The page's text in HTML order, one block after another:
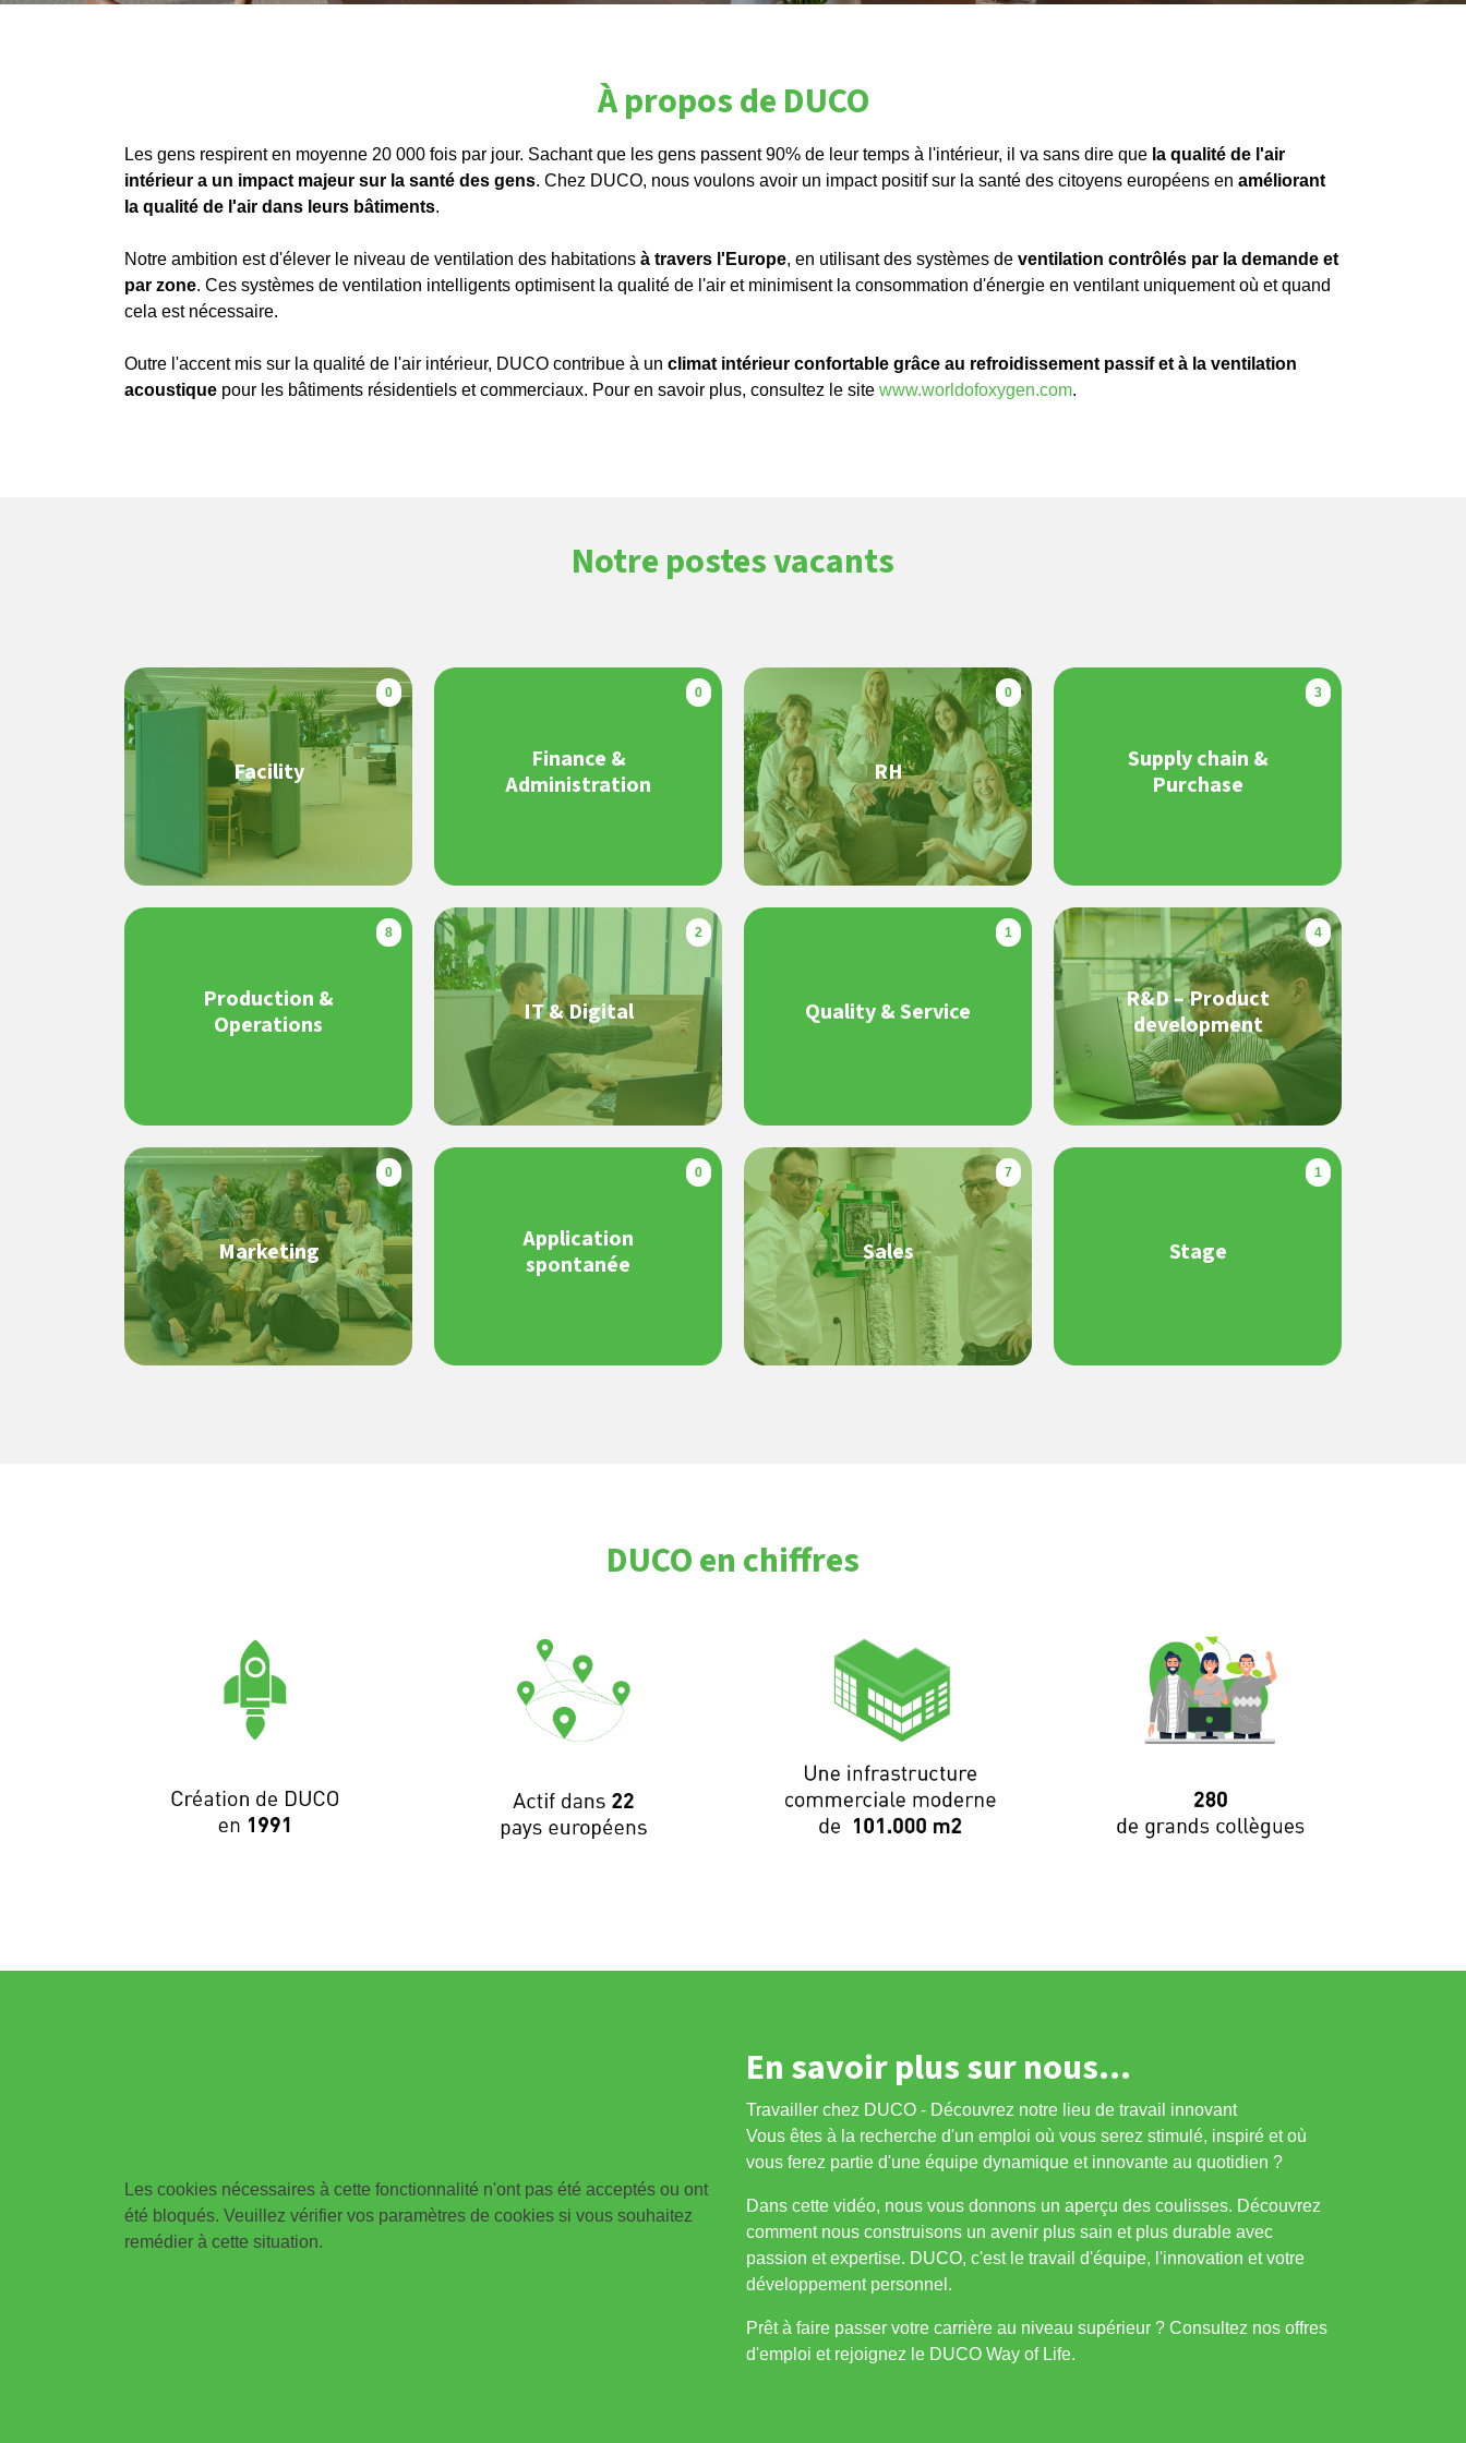
À propos de DUCO
Les gens respirent en moyenne 20 000 fois par jour. Sachant que les gens passent 90% de leur temps à l'intérieur, il va sans dire que la qualité de l'air
intérieur a un impact majeur sur la santé des gens. Chez DUCO, nous voulons avoir un impact positif sur la santé des citoyens européens en améliorant
la qualité de l'air dans leurs bâtiments.
Notre ambition est d'élever le niveau de ventilation des habitations à travers l'Europe, en utilisant des systèmes de ventilation contrôlés par la demande et
par zone. Ces systèmes de ventilation intelligents optimisent la qualité de l'air et minimisent la consommation d'énergie en ventilant uniquement où et quand
cela est nécessaire.
Outre l'accent mis sur la qualité de l'air intérieur, DUCO contribue à un climat intérieur confortable grâce au refroidissement passif et à la ventilation
acoustique pour les bâtiments résidentiels et commerciaux. Pour en savoir plus, consultez le site www.worldofoxygen.com.
Notre postes vacants
0
Facility
0
Finance &
Administration
0
RH
3
Supply chain &
Purchase
8
Production &
Operations
2
IT & Digital
1
Quality & Service
4
R&D – Product
development
0
Marketing
0
Application
spontanée
7
Sales
1
Stage
DUCO en chiffres
Les cookies nécessaires à cette fonctionnalité n'ont pas été acceptés ou ont
été bloqués. Veuillez vérifier vos paramètres de cookies si vous souhaitez
remédier à cette situation.
En savoir plus sur nous...
Travailler chez DUCO - Découvrez notre lieu de travail innovant
Vous êtes à la recherche d'un emploi où vous serez stimulé, inspiré et où
vous ferez partie d'une équipe dynamique et innovante au quotidien ?
Dans cette vidéo, nous vous donnons un aperçu des coulisses. Découvrez
comment nous construisons un avenir plus sain et plus durable avec
passion et expertise. DUCO, c'est le travail d'équipe, l'innovation et votre
développement personnel.
Prêt à faire passer votre carrière au niveau supérieur ? Consultez nos offres
d'emploi et rejoignez le DUCO Way of Life.